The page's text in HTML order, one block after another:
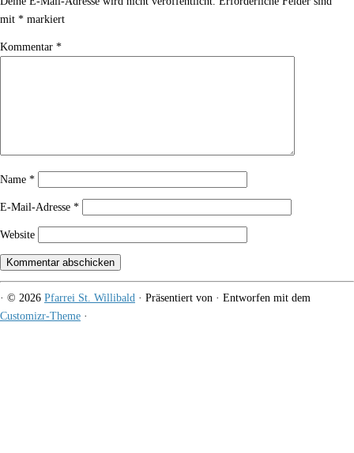
mit * markiert
Kommentar *
Name *
E-Mail-Adresse *
Website
· © 2026 Pfarrei St. Willibald · Präsentiert von · Entworfen mit dem
Customizr-Theme ·